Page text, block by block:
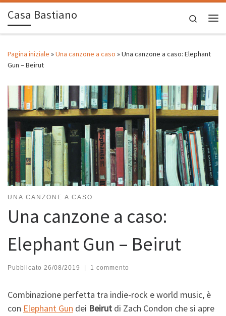
Passa al contenuto
Casa Bastiano
Search
Pagina iniziale »Una canzone a caso »Una canzone a caso: Elephant
Gun – Beirut
UNA CANZONE A CASO
Una canzone a caso:
Elephant Gun – Beirut
Pubblicato 26/08/2019 1 commento
Combinazione perfetta tra indie-rock e world music, è
con Elephant Gun dei Beirut di Zach Condon che si apre